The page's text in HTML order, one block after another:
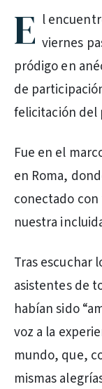
E l
viernes
pródigo en
de
felicitación del
Fue en el
en Roma,
conectado
nuestra
Tras escuchar
asistentes de
habían sido
voz a la
mundo, que,
mismas